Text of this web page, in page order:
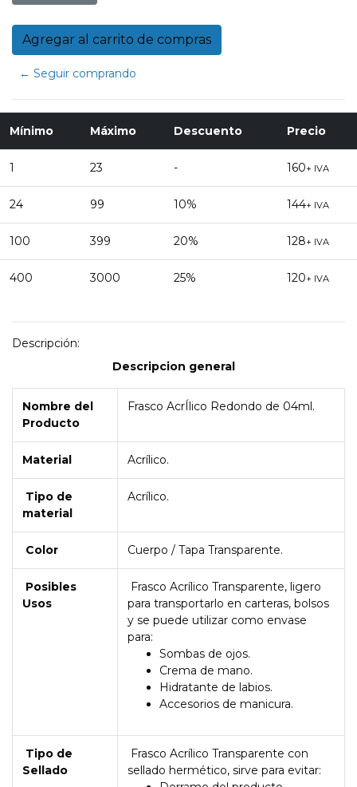
← Seguir comprando
Mínimo Máximo Descuento Precio
1 23 - 160+ IVA
24 99 10% 144+ IVA
100 399 20% 128+ IVA
400 3000 25% 120+ IVA
Descripción:
Descripcion general
Nombre del
Producto
Frasco AcrÍlico Redondo de 04ml.
Material Acrílico.
Tipo de
material
Acrílico.
Color Cuerpo / Tapa Transparente.
Posibles
Usos
Frasco Acrílico Transparente, ligero
para transportarlo en carteras, bolsos
y se puede utilizar como envase
para:
Sombas de ojos.
Crema de mano.
Hidratante de labios.
Accesorios de manicura.
Tipo de
Sellado
Frasco Acrílico Transparente con
sellado hermético, sirve para evitar: